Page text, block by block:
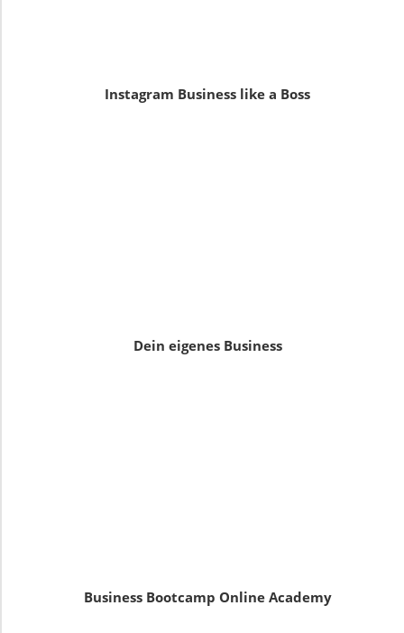
Instagram Business like a Boss
Dein eigenes Business
Business Bootcamp Online Academy